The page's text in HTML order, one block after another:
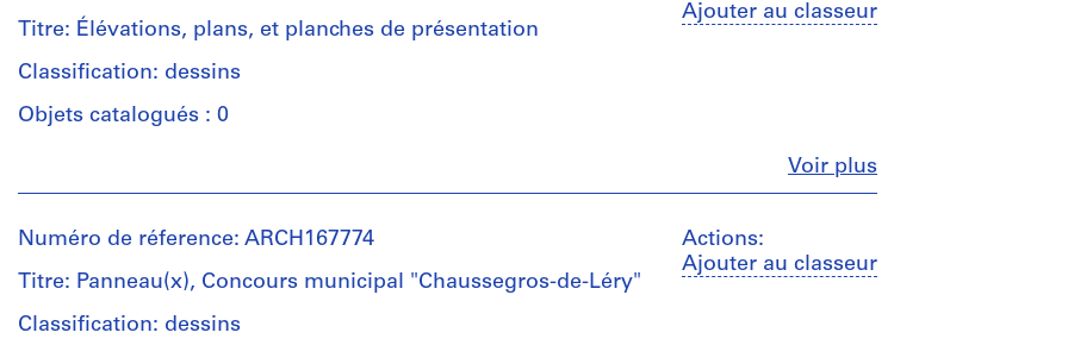
Ajouter au classeur
Voir plusFermer
Titre: Élévations, plans, et planches de présentation
Classification: dessins
Objets catalogués : 0
et
institutions:
Jacques
Rousseau
creator)
Actions:
Ajouter au classeur
Numéro de réference: ARCH167774
Titre: Panneau(x), Concours municipal "Chaussegros-de-Léry"
Classification: dessins